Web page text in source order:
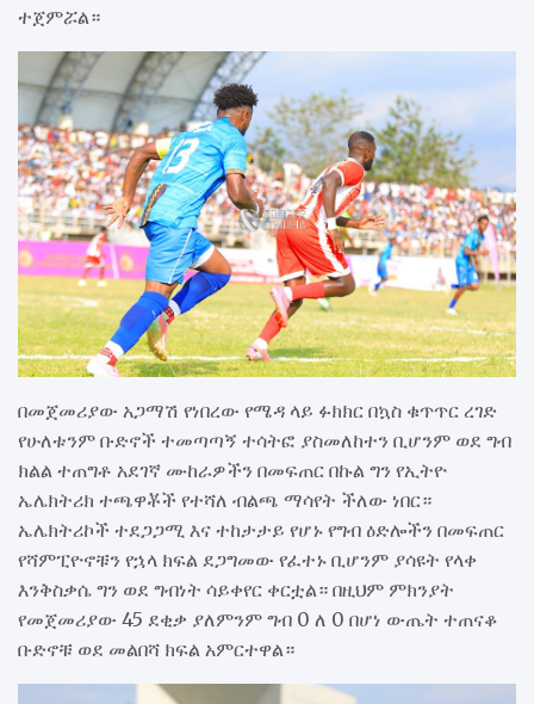
ተጀምሯል።
በመጀመሪያው አጋማሽ የነበረው የሜዳ ላይ ፉክክር በኳስ ቁጥጥር ረገድ
የሁለቱንም ቡድኖች ተመጣጣኝ ተሳትፎ ያስመለከተን ቢሆንም ወደ ግብ
ክልል ተጠግቶ አደገኛ ሙከራዎችን በመፍጠር በኩል ግን የኢትዮ
ኤሌክትሪክ ተጫዋቾች የተሻለ ብልጫ ማሳየት ችለው ነበር።
ኤሌክትሪኮች ተደጋጋሚ እና ተከታታይ የሆኑ የግብ ዕድሎችን በመፍጠር
የሻምፒዮኖቹን የኋላ ክፍል ደጋግመው የፈተኑ ቢሆንም ያሳዩት የላቀ
እንቅስቃሴ ግን ወደ ግብነት ሳይቀየር ቀርቷል። በዚህም ምክንያት
የመጀመሪያው 45 ደቂቃ ያለምንም ግብ 0 ለ 0 በሆነ ውጤት ተጠናቆ
ቡድኖቹ ወደ መልበሻ ክፍል አምርተዋል።